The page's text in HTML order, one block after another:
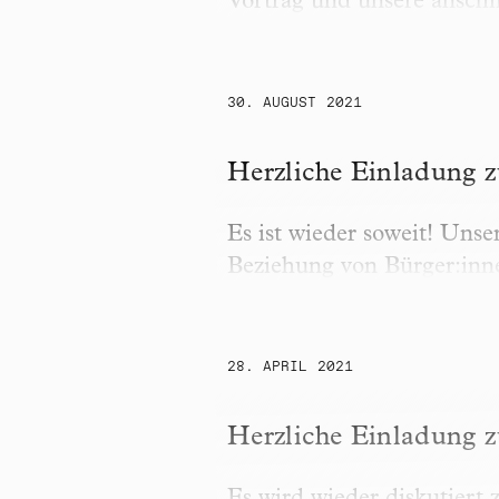
Herzliche Einladung zum
30. AUGUST 2021
Herzliche Einladung
Es ist wieder soweit!
Beziehung von
Herzliche Einladung zum
28. APRIL 2021
Herzliche Einladung